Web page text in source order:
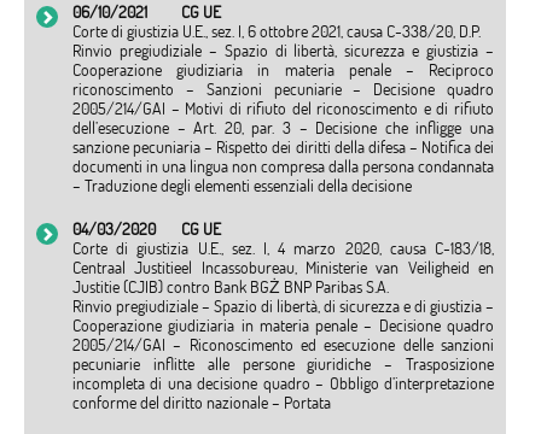
06/10/2021
CG UE
Corte di giustizia U.E., sez. I, 6 ottobre 2021, causa C-338/20, D.P.
Rinvio pregiudiziale – Spazio di libertà, sicurezza e giustizia –
Cooperazione giudiziaria in materia penale – Reciproco
riconoscimento – Sanzioni pecuniarie – Decisione quadro
2005/214/GAI – Motivi di rifiuto del riconoscimento e di rifiuto
dell’esecuzione – Art. 20, par. 3 – Decisione che infligge una
sanzione pecuniaria – Rispetto dei diritti della difesa – Notifica dei
documenti in una lingua non compresa dalla persona condannata
– Traduzione degli elementi essenziali della decisione
04/03/2020
CG UE
Corte di giustizia U.E., sez. I, 4 marzo 2020, causa C-183/18,
Centraal Justitieel Incassobureau, Ministerie van Veiligheid en
Justitie (CJIB) contro Bank BGŻ BNP Paribas S.A.
Rinvio pregiudiziale – Spazio di libertà, di sicurezza e di giustizia –
Cooperazione giudiziaria in materia penale – Decisione quadro
2005/214/GAI – Riconoscimento ed esecuzione delle sanzioni
pecuniarie inflitte alle persone giuridiche – Trasposizione
incompleta di una decisione quadro – Obbligo d’interpretazione
conforme del diritto nazionale – Portata